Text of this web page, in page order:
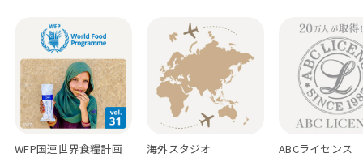
WFP国連世界食糧計画 海外スタジオ ABCライセンス